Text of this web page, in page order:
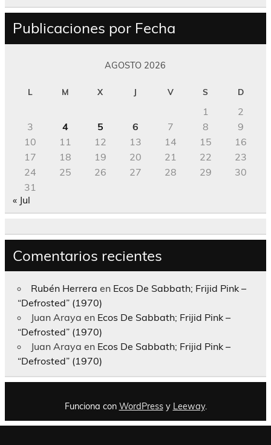
Publicaciones por Fecha
AGOSTO 2026
L M X J V S D
1
2
3
4 5 6 7 8
9
10
11 12 13 14 15
16
17
18 19 20 21 22
23
24
25 26 27 28 29
30
31
« Jul
Comentarios recientes
Rubén Herrera en Ecos De Sabbath; Frijid Pink –
“Defrosted” (1970)
Juan Araya en Ecos De Sabbath; Frijid Pink –
“Defrosted” (1970)
Juan Araya en Ecos De Sabbath; Frijid Pink –
“Defrosted” (1970)
Funciona con WordPressy Leeway.